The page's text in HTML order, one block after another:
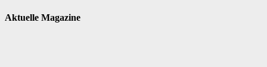
Aktuelle Magazine